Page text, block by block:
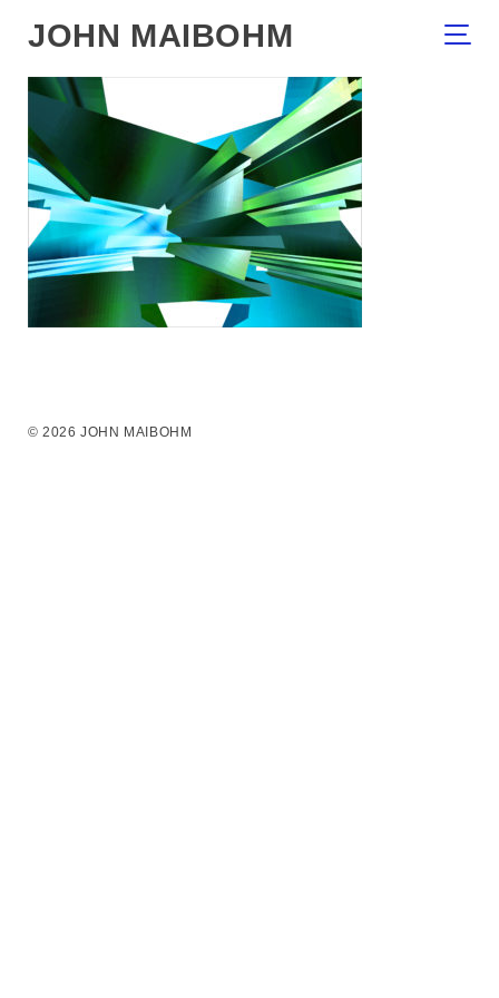
JOHN MAIBOHM
© 2026 JOHN MAIBOHM